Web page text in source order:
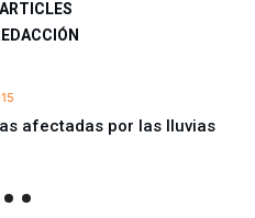
afectadas por las lluvias